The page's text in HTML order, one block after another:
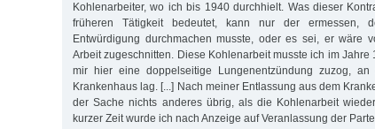
Kohlenarbeiter, wo ich bis 1940 durchhielt. Was dieser
früheren Tätigkeit bedeutet, kann nur der ermessen,
Entwürdigung durchmachen musste, oder es sei, er wäre
Arbeit zugeschnitten. Diese Kohlenarbeit musste ich im Jahre
mir hier eine doppelseitige Lungenentzündung zuzog,
Krankenhaus lag. [...] Nach meiner Entlassung aus dem
der Sache nichts anderes übrig, als die Kohlenarbeit
kurzer Zeit wurde ich nach Anzeige auf Veranlassung der